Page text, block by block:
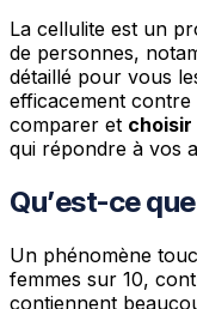
La cellulite est un
de personnes,
détaillé pour vous
efficacement contre
comparer et
qui répondre à vos
Qu’est-ce
Un phénomène
femmes sur 10,
contiennent